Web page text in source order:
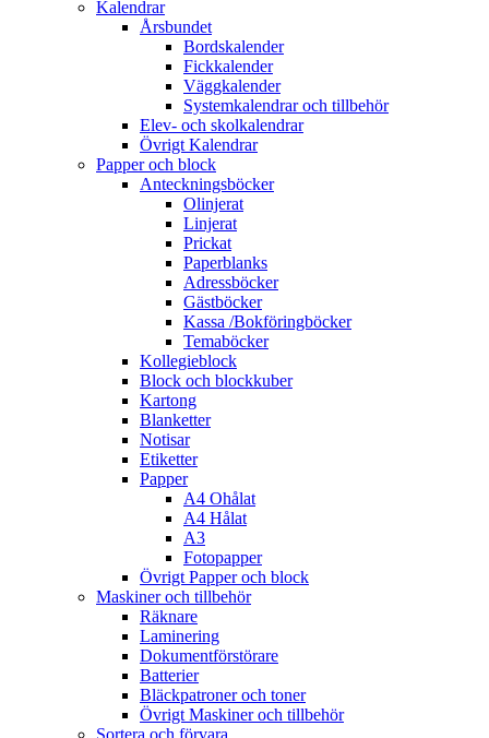
Kalendrar
Årsbundet
Bordskalender
Fickkalender
Väggkalender
Systemkalendrar och tillbehör
Elev- och skolkalendrar
Övrigt Kalendrar
Papper och block
Anteckningsböcker
Olinjerat
Linjerat
Prickat
Paperblanks
Adressböcker
Gästböcker
Kassa /Bokföringböcker
Temaböcker
Kollegieblock
Block och blockkuber
Kartong
Blanketter
Notisar
Etiketter
Papper
A4 Ohålat
A4 Hålat
A3
Fotopapper
Övrigt Papper och block
Maskiner och tillbehör
Räknare
Laminering
Dokumentförstörare
Batterier
Bläckpatroner och toner
Övrigt Maskiner och tillbehör
Sortera och förvara